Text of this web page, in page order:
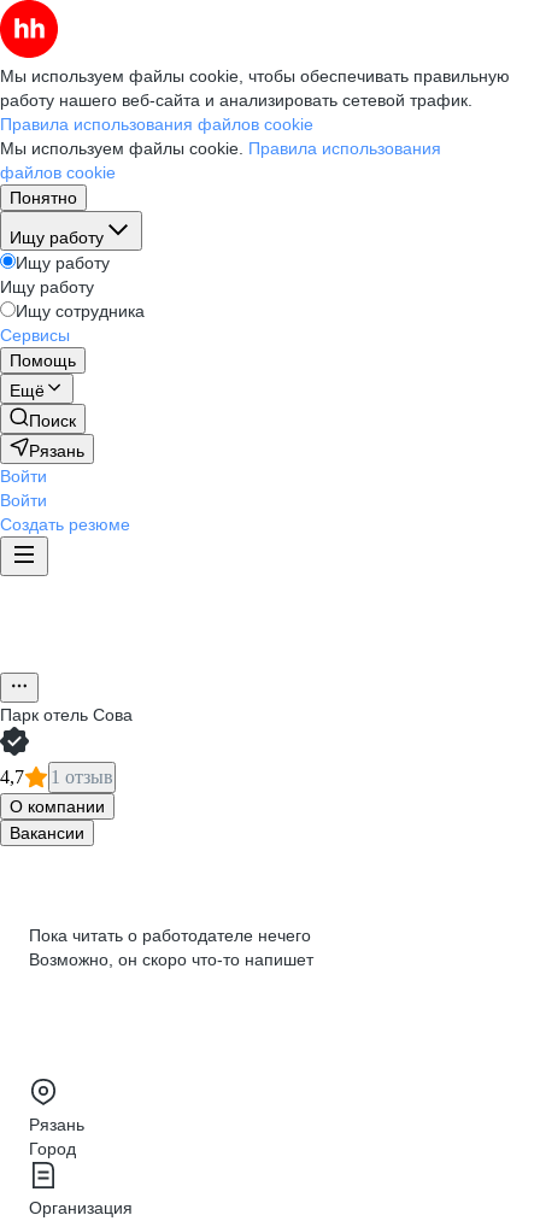
Мы используем файлы cookie, чтобы обеспечивать правильную
работу нашего веб-сайта и анализировать сетевой трафик.
Правила использования файлов cookie
Мы используем файлы cookie. Правила использования
файлов cookie
Понятно
Ищу работу
Ищу работу
Ищу работу
Ищу сотрудника
Сервисы
Помощь
Ещё
Поиск
Рязань
Войти
Войти
Создать резюме
Парк отель Сова
4,7 1 отзыв
О компании
Вакансии
Пока читать о работодателе нечего
Возможно, он скоро что‑то напишет
Рязань
Город
Организация